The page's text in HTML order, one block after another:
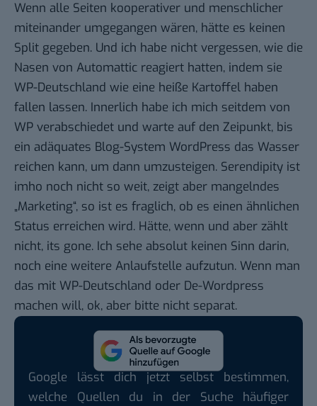
Wenn alle Seiten kooperativer und menschlicher
miteinander umgegangen wären, hätte es keinen
Split gegeben. Und ich habe nicht vergessen, wie die
Nasen von Automattic reagiert hatten, indem sie
WP-Deutschland wie eine heiße Kartoffel haben
fallen lassen. Innerlich habe ich mich seitdem von
WP verabschiedet und warte auf den Zeipunkt, bis
ein adäquates Blog-System WordPress das Wasser
reichen kann, um dann umzusteigen. Serendipity ist
imho noch nicht so weit, zeigt aber mangelndes
„Marketing“, so ist es fraglich, ob es einen ähnlichen
Status erreichen wird. Hätte, wenn und aber zählt
nicht, its gone. Ich sehe absolut keinen Sinn darin,
noch eine weitere Anlaufstelle aufzutun. Wenn man
das mit WP-Deutschland oder De-Wordpress
machen will, ok, aber bitte nicht separat.
Google lässt dich jetzt selbst bestimmen,
welche Quellen du in der Suche häufiger